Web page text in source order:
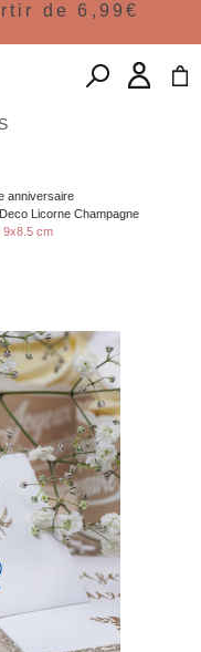
de 6,99€
anniversaire
Deco Licorne Champagne
9x8.5 cm